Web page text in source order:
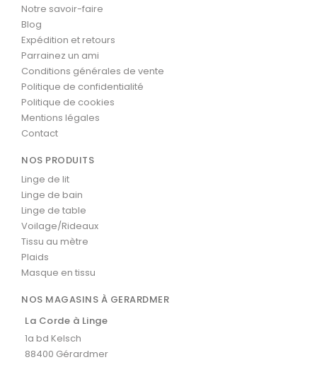
Notre savoir-faire
Blog
Expédition et retours
Parrainez un ami
Conditions générales de vente
Politique de confidentialité
Politique de cookies
Mentions légales
Contact
NOS PRODUITS
Linge de lit
Linge de bain
Linge de table
Voilage/Rideaux
Tissu au mètre
Plaids
Masque en tissu
NOS MAGASINS À GERARDMER
La Corde à Linge
1a bd Kelsch
88400 Gérardmer